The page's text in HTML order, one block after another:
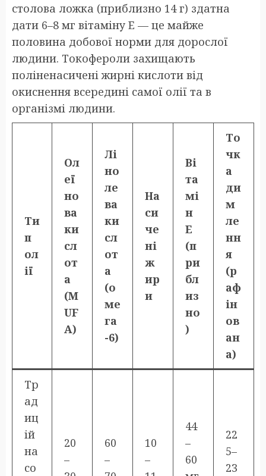
столова ложка (приблизно 14 г) здатна
дати 6–8 мг вітаміну E — це майже
половина добової норми для дорослої
людини. Токофероли захищають
поліненасичені жирні кислоти від
окиснення всередині самої олії та в
організмі людини.
Ти
п
ол
ії
Ол
еї
но
ва
ки
сл
от
а
(M
UF
A)
Лі
но
ле
ва
ки
сл
от
а
(о
ме
га
-6)
На
си
че
ні
ж
ир
и
Ві
та
мі
н
E
(п
ри
бл
из
но
)
То
чк
а
ди
м
ле
нн
я
(р
аф
ін
ов
ан
а)
Тр
ад
иц
ій
на
со
20
–
60
–
10
–
44
–
60
22
5–
23